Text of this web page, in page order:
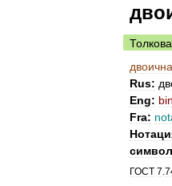
Rus:
Eng:
Fra:
ГОСТ 7